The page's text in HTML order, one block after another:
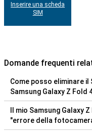
Inserire una scheda
SIM
Domande frequenti
Come posso eliminare il
Samsung Galaxy Z Fold
Il mio Samsung Galaxy
"errore della